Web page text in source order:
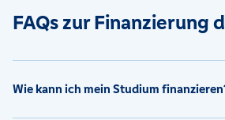
FAQs zur Finanzierung
Wie kann ich mein Studium